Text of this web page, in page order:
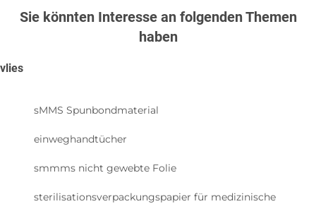
Sie könnten Interesse an folgenden Themen
haben
vlies
sMMS Spunbondmaterial
einweghandtücher
smmms nicht gewebte Folie
sterilisationsverpackungspapier für medizinische